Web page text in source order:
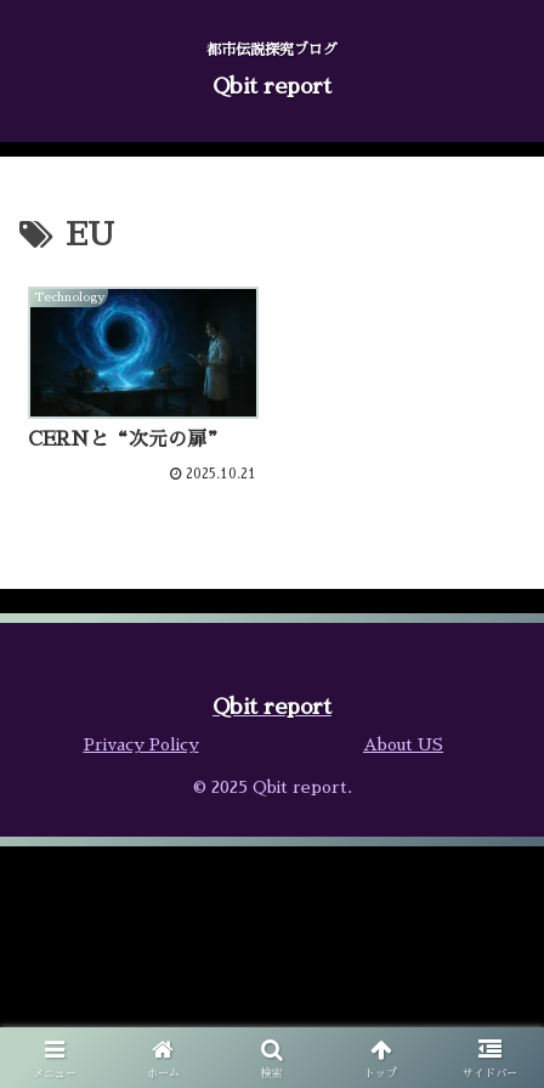
都市伝説探究ブログ
Qbit report
EU
Technology
CERNと“次元の扉”
2025.10.21
Qbit report
Privacy Policy About US
© 2025 Qbit report.
メニュー ホーム 検索 トップ サイドバー